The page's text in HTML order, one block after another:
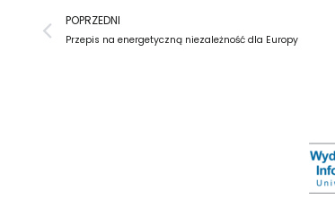
Prev
POPRZEDNI
Przepis na energetyczną niezależność dla Europy